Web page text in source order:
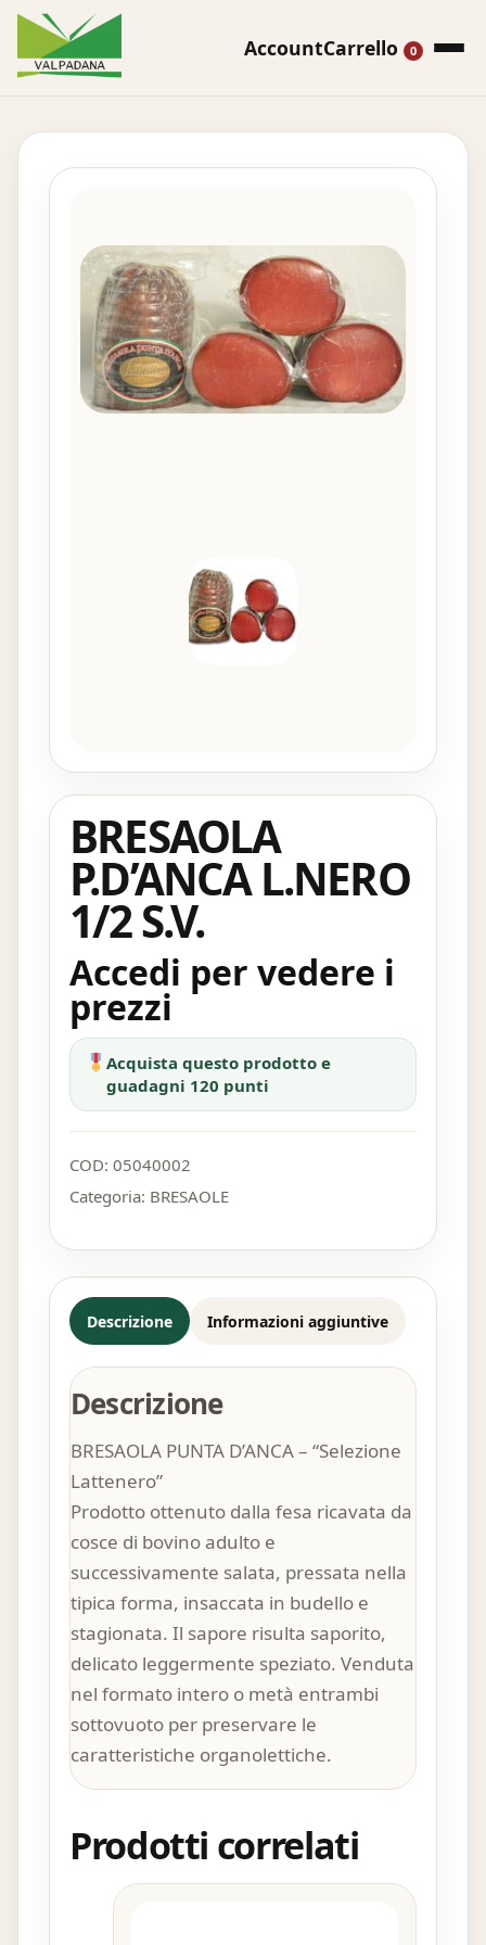
AccountCarrello 0
BRESAOLA
P.D’ANCA L.NERO
1/2 S.V.
Accedi per vedere i
prezzi
Acquista questo prodotto e
guadagni 120 punti
COD: 05040002
Categoria: BRESAOLE
Descrizione Informazioni aggiuntive
Descrizione
BRESAOLA PUNTA D’ANCA – “Selezione
Lattenero”
Prodotto ottenuto dalla fesa ricavata da
cosce di bovino adulto e
successivamente salata, pressata nella
tipica forma, insaccata in budello e
stagionata. Il sapore risulta saporito,
delicato leggermente speziato. Venduta
nel formato intero o metà entrambi
sottovuoto per preservare le
caratteristiche organolettiche.
Prodotti correlati